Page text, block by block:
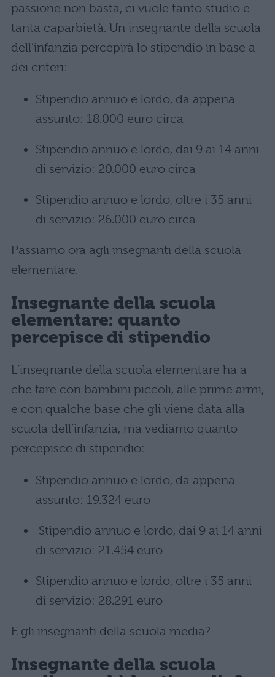
passione non basta, ci vuole tanto studio e
tanta caparbietà. Un insegnante della scuola
dell’infanzia percepirà lo stipendio in base a
dei criteri:
Stipendio annuo e lordo, da appena
assunto: 18.000 euro circa
Stipendio annuo e lordo, dai 9 ai 14 anni
di servizio: 20.000 euro circa
Stipendio annuo e lordo, oltre i 35 anni
di servizio: 26.000 euro circa
Passiamo ora agli insegnanti della scuola
elementare.
Insegnante della scuola
elementare: quanto
percepisce di stipendio
L’insegnante della scuola elementare ha a
che fare con bambini piccoli, alle prime armi,
e con qualche base che gli viene data alla
scuola dell’infanzia, ma vediamo quanto
percepisce di stipendio:
Stipendio annuo e lordo, da appena
assunto: 19.324 euro
Stipendio annuo e lordo, dai 9 ai 14 anni
di servizio: 21.454 euro
Stipendio annuo e lordo, oltre i 35 anni
di servizio: 28.291 euro
E gli insegnanti della scuola media?
Insegnante della scuola